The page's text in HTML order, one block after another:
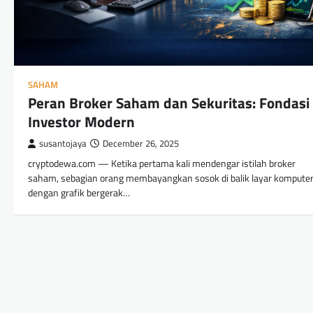
SAHAM
Peran Broker Saham dan Sekuritas: Fondasi
Investor Modern
susantojaya December 26, 2025
cryptodewa.com — Ketika pertama kali mendengar istilah broker
saham, sebagian orang membayangkan sosok di balik layar komputer
dengan grafik bergerak…